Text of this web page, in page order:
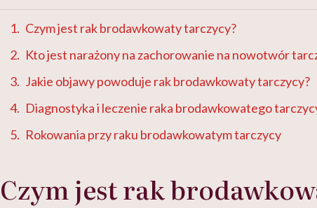
Czym jest rak brodawkowaty tarczycy?
Kto jest narażony na zachorowanie na nowotwór
Jakie objawy powoduje rak brodawkowaty tarczycy?
Diagnostyka i leczenie raka brodawkowatego
Rokowania przy raku brodawkowatym tarczycy
Czym jest rak